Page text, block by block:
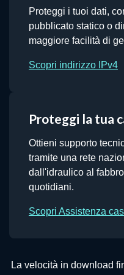
Proteggi i tuoi dati,
pubblicato statico o
maggiore facilità di
Scopri indirizzo IPv4
Proteggi la tua
Ottieni supporto
tramite una rete
dall'idraulico al
quotidiani.
Scopri Assistenza
La velocità in download